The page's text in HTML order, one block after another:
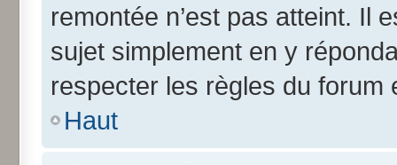
remontée n’est pas atteint. Il
sujet simplement en y
respecter les règles du forum
Haut